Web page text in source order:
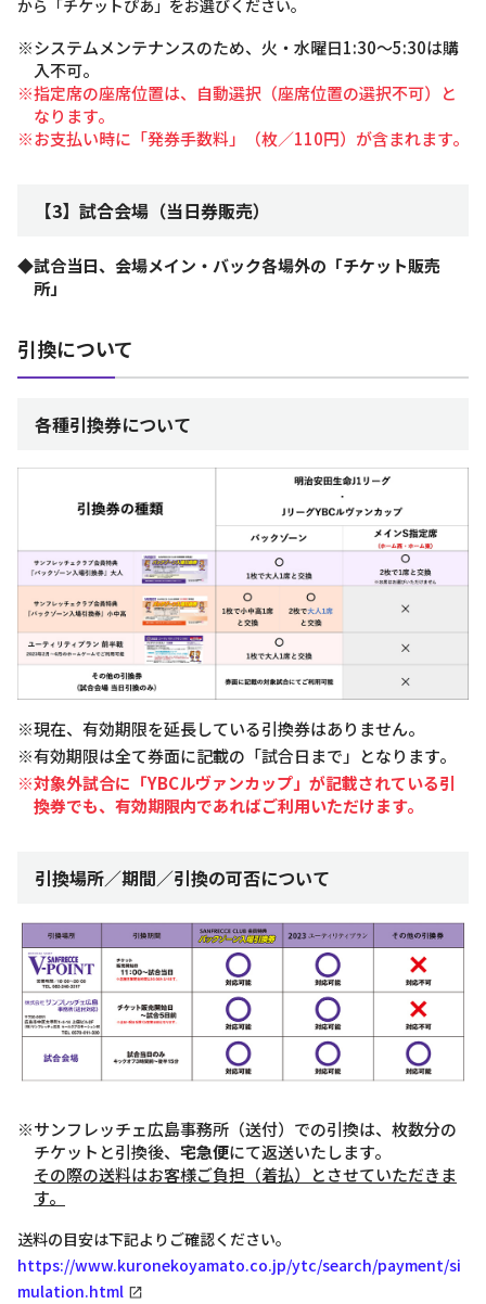
から「チケットぴあ」をお選びください。
※システムメンテナンスのため、火・水曜日1:30～5:30は購
入不可。
※指定席の座席位置は、自動選択（座席位置の選択不可）と
なります。
※お支払い時に「発券手数料」（枚／110円）が含まれます。
【3】試合会場（当日券販売）
◆試合当日、会場メイン・バック各場外の「チケット販売
所」
引換について
各種引換券について
※現在、有効期限を延長している引換券はありません。
※有効期限は全て券面に記載の「試合日まで」となります。
※対象外試合に「YBCルヴァンカップ」が記載されている引
換券でも、有効期限内であればご利用いただけます。
引換場所／期間／引換の可否について
※サンフレッチェ広島事務所（送付）での引換は、枚数分の
チケットと引換後、 宅急便にて返送いたします。
その際の送料はお客様ご負担（着払）とさせていただきま
す。
送料の目安は下記よりご確認ください。
https://www.kuronekoyamato.co.jp/ytc/search/payment/si
mulation.html